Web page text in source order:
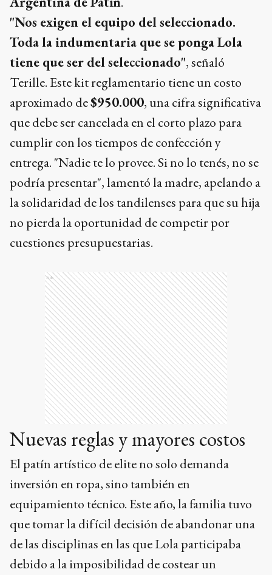
"Nos exigen el equipo del seleccionado.
Toda la indumentaria que se ponga Lola
tiene que ser del seleccionado", señaló
Terille. Este kit reglamentario tiene un costo
aproximado de$950.000, una cifra significativa
que debe ser cancelada en el corto plazo para
cumplir con los tiempos de confección y
entrega. "Nadie te lo provee. Si no lo tenés, no se
podría presentar", lamentó la madre, apelando a
la solidaridad de los tandilenses para que su hija
no pierda la oportunidad de competir por
cuestiones presupuestarias.
Ads
Nuevas reglas y mayores costos
El patín artístico de elite no solo demanda
inversión en ropa, sino también en
equipamiento técnico. Este año, la familia tuvo
que tomar la difícil decisión de abandonar una
de las disciplinas en las que Lola participaba
debido a la imposibilidad de costear un